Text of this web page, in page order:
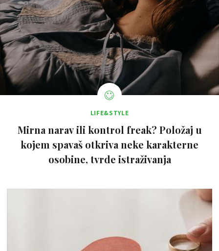
LIFE&STYLE
Mirna narav ili kontrol freak? Položaj u
kojem spavaš otkriva neke karakterne
osobine, tvrde istraživanja